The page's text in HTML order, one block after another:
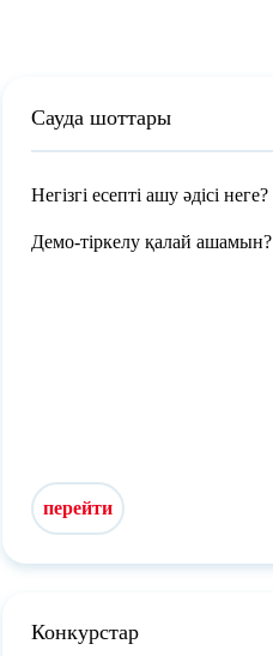
Сауда шоттары
Негізгі есепті ашу әдісі неге?
Демо-тіркелу қалай ашамын?
перейти
Конкурстар